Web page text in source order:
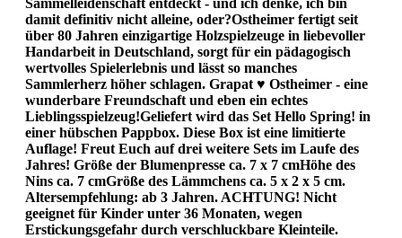
damit definitiv nicht alleine, oder?Ostheimer fertigt seit
über 80 Jahren einzigartige Holzspielzeuge in liebevoller
Handarbeit in Deutschland, sorgt für ein pädagogisch
wertvolles Spielerlebnis und lässt so manches
Sammlerherz höher schlagen. Grapat ♥ Ostheimer - eine
wunderbare Freundschaft und eben ein echtes
Lieblingsspielzeug!Geliefert wird das Set Hello Spring! in
einer hübschen Pappbox. Diese Box ist eine limitierte
Auflage! Freut Euch auf drei weitere Sets im Laufe des
Jahres! Größe der Blumenpresse ca. 7 x 7 cmHöhe des
Nins ca. 7 cmGröße des Lämmchens ca. 5 x 2 x 5 cm.
Altersempfehlung: ab 3 Jahren. ACHTUNG! Nicht
geeignet für Kinder unter 36 Monaten, wegen
Erstickungsgefahr durch verschluckbare Kleinteile.